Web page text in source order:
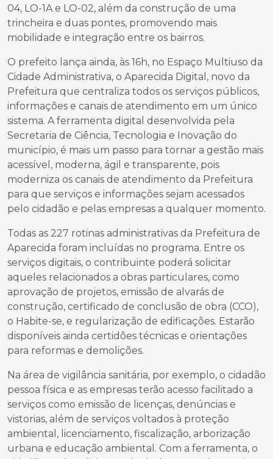
04, LO-1A e LO-02, além da construção de uma
trincheira e duas pontes, promovendo mais
mobilidade e integração entre os bairros.
O prefeito lança ainda, às 16h, no Espaço Multiuso da
Cidade Administrativa, o Aparecida Digital, novo da
Prefeitura que centraliza todos os serviços públicos,
informações e canais de atendimento em um único
sistema. A ferramenta digital desenvolvida pela
Secretaria de Ciência, Tecnologia e Inovação do
município, é mais um passo para tornar a gestão mais
acessível, moderna, ágil e transparente, pois
moderniza os canais de atendimento da Prefeitura
para que serviços e informações sejam acessados
pelo cidadão e pelas empresas a qualquer momento.
Todas as 227 rotinas administrativas da Prefeitura de
Aparecida foram incluídas no programa. Entre os
serviços digitais, o contribuinte poderá solicitar
aqueles relacionados a obras particulares, como
aprovação de projetos, emissão de alvarás de
construção, certificado de conclusão de obra (CCO),
o Habite-se, e regularização de edificações. Estarão
disponíveis ainda certidões técnicas e orientações
para reformas e demolições.
Na área de vigilância sanitária, por exemplo, o cidadão
pessoa física e as empresas terão acesso facilitado a
serviços como emissão de licenças, denúncias e
vistorias, além de serviços voltados à proteção
ambiental, licenciamento, fiscalização, arborização
urbana e educação ambiental. Com a ferramenta, o